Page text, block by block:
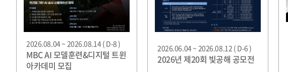
2026.08.04 ~ 2026.08.14 ( D-8 )
MBC AI 모델훈련&디지털 트윈
아카데미 모집
2026.06.04 ~ 2026.08.12 ( D-6 )
2026년 제20회 빛공해 공모전